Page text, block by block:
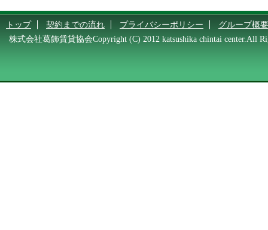
トップ 契約までの流れ プライバシーポリシー
グループ概要
株式会社葛飾賃貸協会Copyright (C) 2012 katsushika chintai center.All